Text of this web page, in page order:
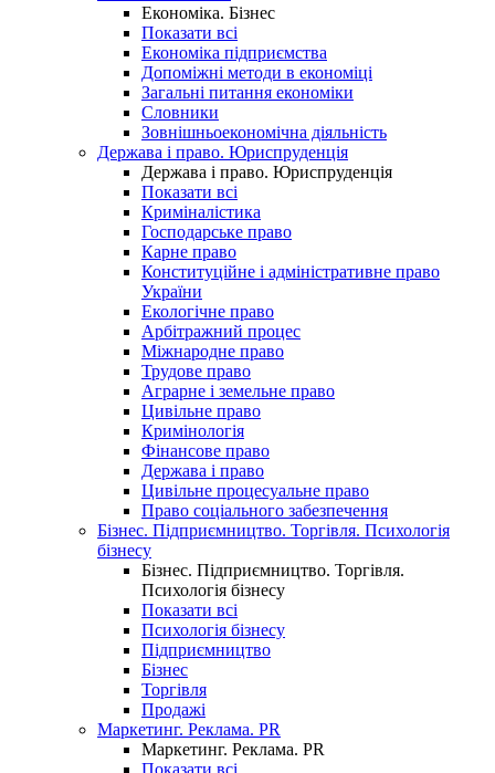
Економіка. Бізнес
Показати всі
Економіка підприємства
Допоміжні методи в економіці
Загальні питання економіки
Словники
Зовнішньоекономічна діяльність
Держава і право. Юриспруденція
Держава і право. Юриспруденція
Показати всі
Криміналістика
Господарське право
Карне право
Конституційне і адміністративне право
України
Екологічне право
Арбітражний процес
Міжнародне право
Трудове право
Аграрне і земельне право
Цивільне право
Кримінологія
Фінансове право
Держава і право
Цивільне процесуальне право
Право соціального забезпечення
Бізнес. Підприємництво. Торгівля. Психологія
бізнесу
Бізнес. Підприємництво. Торгівля.
Психологія бізнесу
Показати всі
Психологія бізнесу
Підприємництво
Бізнес
Торгівля
Продажі
Маркетинг. Реклама. PR
Маркетинг. Реклама. PR
Показати всі